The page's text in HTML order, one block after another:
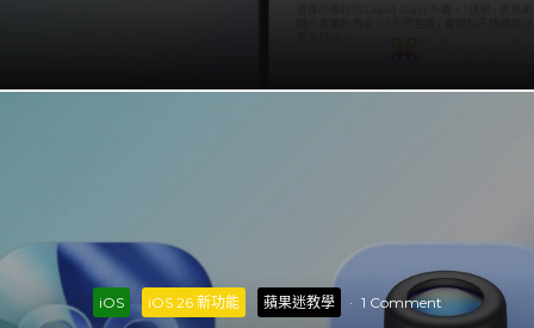
iOS iOS 26 新功能 蘋果迷教學 · 1 Comment